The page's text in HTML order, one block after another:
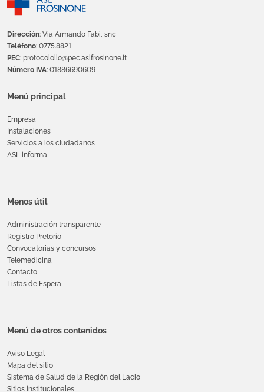
Dirección: Via Armando Fabi, snc
Teléfono: 0775.8821
PEC: protocolollo@pec.aslfrosinone.it
Número IVA: 01886690609
Menú principal
Empresa
Instalaciones
Servicios a los ciudadanos
ASL informa
Menos útil
Administración transparente
Registro Pretorio
Convocatorias y concursos
Telemedicina
Contacto
Listas de Espera
Menú de otros contenidos
Aviso Legal
Mapa del sitio
Sistema de Salud de la Región del Lacio
Sitios institucionales